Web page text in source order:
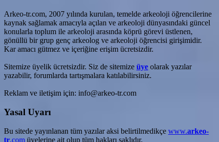
Arkeo-tr.com, 2007 yılında kurulan, temelde arkeoloji öğrencilerine
kaynak sağlamak amacıyla açılan ve arkeoloji dünyasındaki güncel
konularla toplum ile arkeoloji arasında köprü görevi üstlenen,
gönüllü bir grup genç arkeolog ve arkeoloji öğrencisi girişimidir.
Kar amacı gütmez ve içeriğine erişim ücretsizdir.
Sitemize üyelik ücretsizdir. Siz de sitemize üye olarak yazılar
yazabilir, forumlarda tartışmalara katılabilirsiniz.
Reklam ve iletişim için: info@arkeo-tr.com
Yasal Uyarı
Bu sitede yayınlanan tüm yazılar aksi belirtilmedikçe www.arkeo-
tr.com üyelerine ait olup tüm hakları saklıdır.